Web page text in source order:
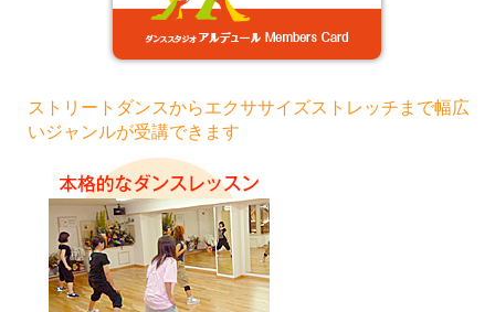
ストリートダンスからエクササイズストレッチまで幅広
いジャンルが受講できます